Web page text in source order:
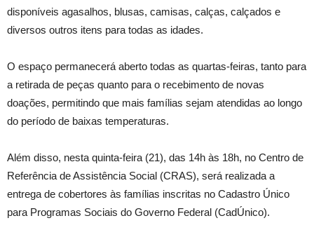
disponíveis agasalhos, blusas, camisas, calças, calçados e
diversos outros itens para todas as idades.
O espaço permanecerá aberto todas as quartas-feiras, tanto para
a retirada de peças quanto para o recebimento de novas
doações, permitindo que mais famílias sejam atendidas ao longo
do período de baixas temperaturas.
Além disso, nesta quinta-feira (21), das 14h às 18h, no Centro de
Referência de Assistência Social (CRAS), será realizada a
entrega de cobertores às famílias inscritas no Cadastro Único
para Programas Sociais do Governo Federal (CadÚnico).